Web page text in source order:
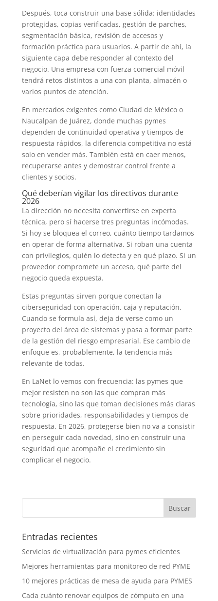
Después, toca construir una base sólida: identidades
protegidas, copias verificadas, gestión de parches,
segmentación básica, revisión de accesos y
formación práctica para usuarios. A partir de ahí, la
siguiente capa debe responder al contexto del
negocio. Una empresa con fuerza comercial móvil
tendrá retos distintos a una con planta, almacén o
varios puntos de atención.
En mercados exigentes como Ciudad de México o
Naucalpan de Juárez, donde muchas pymes
dependen de continuidad operativa y tiempos de
respuesta rápidos, la diferencia competitiva no está
solo en vender más. También está en caer menos,
recuperarse antes y demostrar control frente a
clientes y socios.
Qué deberían vigilar los directivos durante
2026
La dirección no necesita convertirse en experta
técnica, pero sí hacerse tres preguntas incómodas.
Si hoy se bloquea el correo, cuánto tiempo tardamos
en operar de forma alternativa. Si roban una cuenta
con privilegios, quién lo detecta y en qué plazo. Si un
proveedor compromete un acceso, qué parte del
negocio queda expuesta.
Estas preguntas sirven porque conectan la
ciberseguridad con operación, caja y reputación.
Cuando se formula así, deja de verse como un
proyecto del área de sistemas y pasa a formar parte
de la gestión del riesgo empresarial. Ese cambio de
enfoque es, probablemente, la tendencia más
relevante de todas.
En LaNet lo vemos con frecuencia: las pymes que
mejor resisten no son las que compran más
tecnología, sino las que toman decisiones más claras
sobre prioridades, responsabilidades y tiempos de
respuesta. En 2026, protegerse bien no va a consistir
en perseguir cada novedad, sino en construir una
seguridad que acompañe el crecimiento sin
complicar el negocio.
Entradas recientes
Servicios de virtualización para pymes eficientes
Mejores herramientas para monitoreo de red PYME
10 mejores prácticas de mesa de ayuda para PYMES
Cada cuánto renovar equipos de cómputo en una